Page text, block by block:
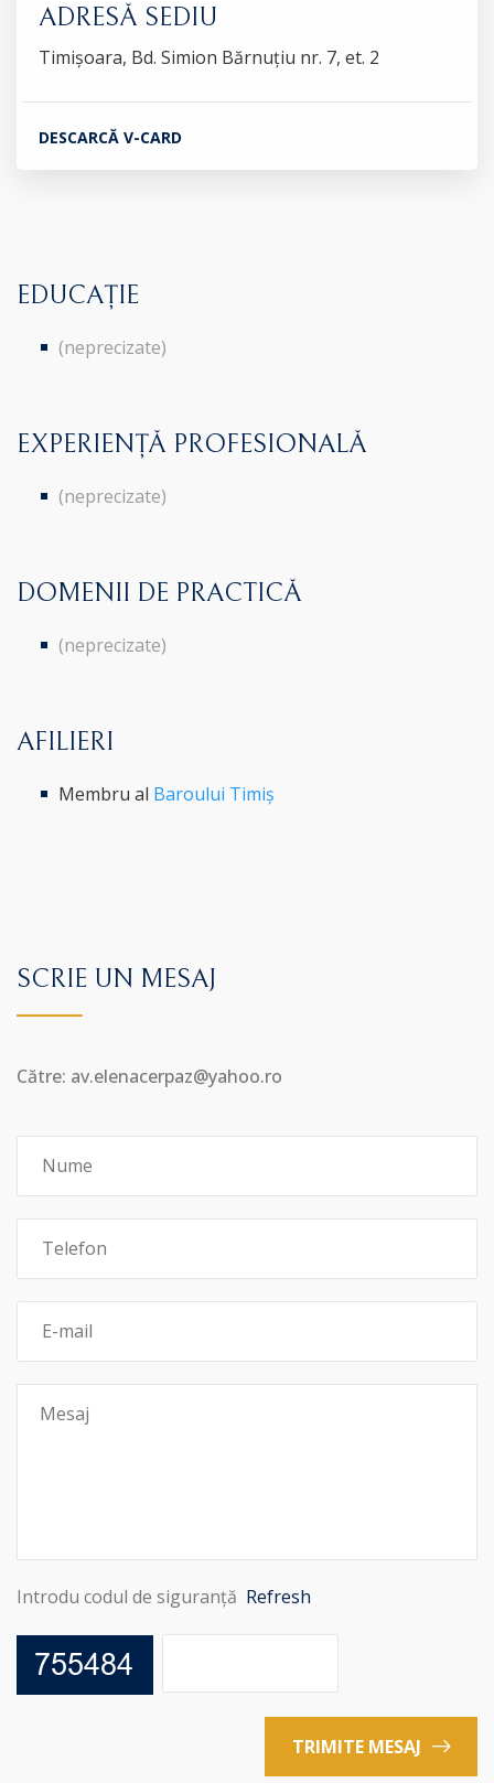
ADRESĂ SEDIU
Timișoara, Bd. Simion Bărnuțiu nr. 7, et. 2
DESCARCĂ V-CARD
EDUCAȚIE
(neprecizate)
EXPERIENȚĂ PROFESIONALĂ
(neprecizate)
DOMENII DE PRACTICĂ
(neprecizate)
AFILIERI
Membru al Baroului Timiș
SCRIE UN MESAJ
Către: av.elenacerpaz@yahoo.ro
Introdu codul de siguranță Refresh
TRIMITE MESAJ